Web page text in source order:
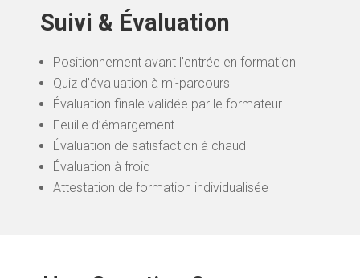
Suivi & Évaluation
Positionnement avant l’entrée en formation
Quiz d’évaluation à mi-parcours
Évaluation finale validée par le formateur
Feuille d’émargement
Évaluation de satisfaction à chaud
Évaluation à froid
Attestation de formation individualisée